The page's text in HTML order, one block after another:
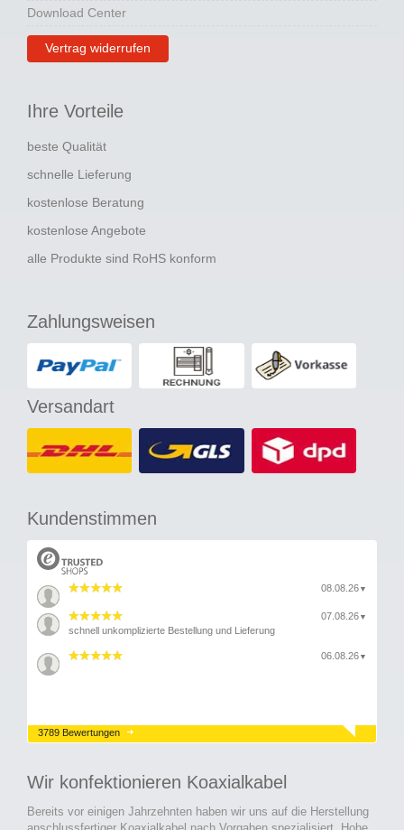
Download Center
Vertrag widerrufen
Ihre Vorteile
beste Qualität
schnelle Lieferung
kostenlose Beratung
kostenlose Angebote
alle Produkte sind RoHS konform
Zahlungsweisen
Versandart
Kundenstimmen
08.08.26 ▼
07.08.26 ▼
schnell unkomplizierte Bestellung und Lieferung
06.08.26 ▼
3789 Bewertungen
Wir konfektionieren Koaxialkabel
Bereits vor einigen Jahrzehnten haben wir uns auf die Herstellung